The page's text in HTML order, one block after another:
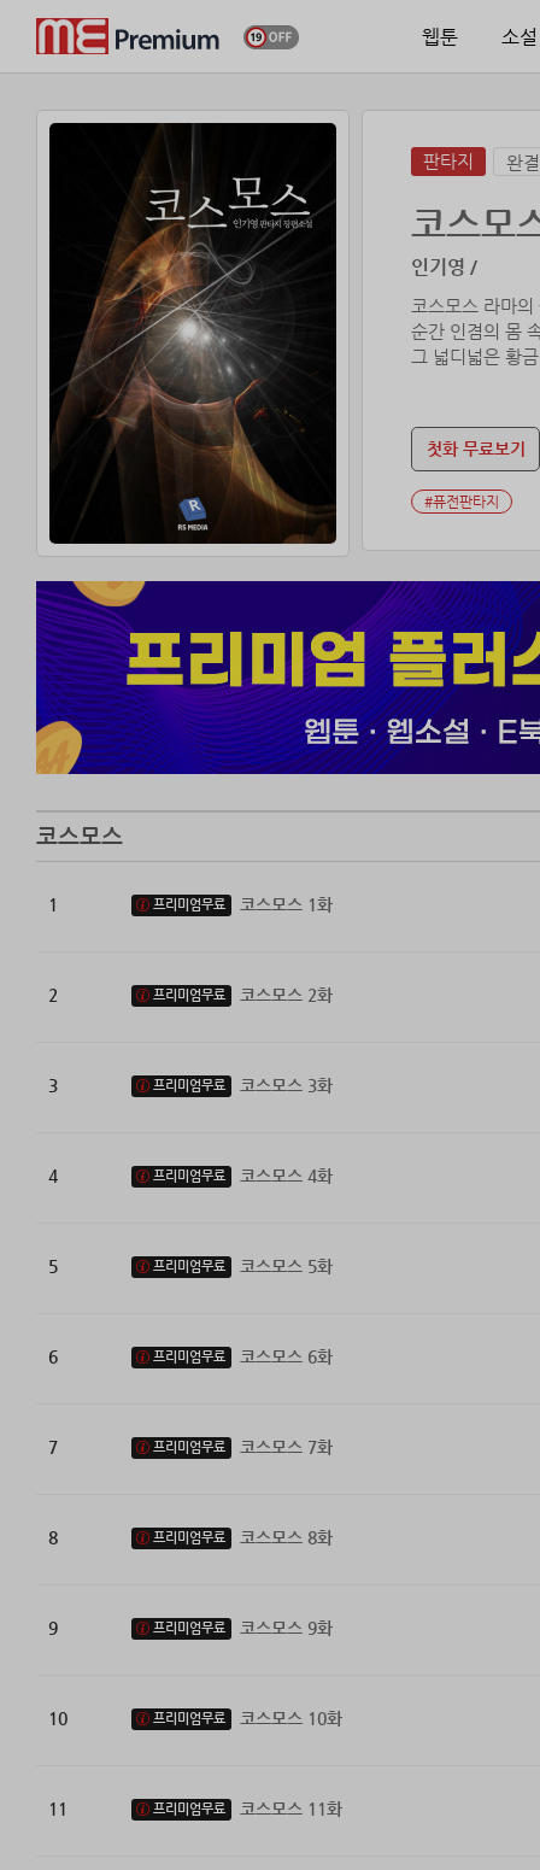
웹툰 소설
판타지 완결
코스모
인기영 /
코스모스 라마
순간 인겸의 몸
그 넓디넓은 황
그러나 인겸이
그리고는 천천
˝내가 왔다. 성
첫화 무료보기
#퓨전판타지
코스모스
1 프리미엄무료 코스모스 1화
2 프리미엄무료 코스모스 2화
3 프리미엄무료 코스모스 3화
4 프리미엄무료 코스모스 4화
5 프리미엄무료 코스모스 5화
6 프리미엄무료 코스모스 6화
7 프리미엄무료 코스모스 7화
8 프리미엄무료 코스모스 8화
9 프리미엄무료 코스모스 9화
10 프리미엄무료 코스모스 10화
11 프리미엄무료 코스모스 11화